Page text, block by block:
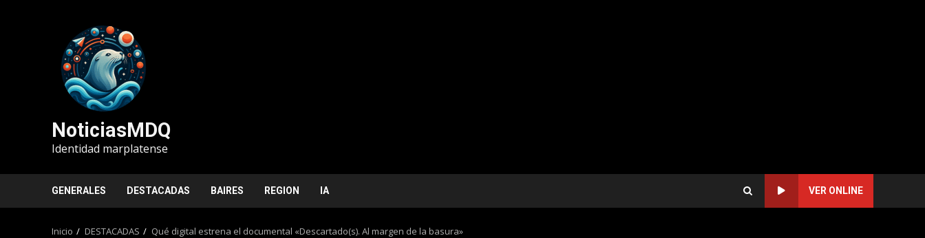
NoticiasMDQ
Identidad marplatense
GENERALES DESTACADAS BAIRES REGION IA VER ONLINE
Inicio DESTACADAS Qué digital estrena el documental «Descartado(s). Al margen de la basura»